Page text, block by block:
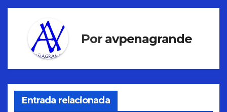
Por avpenagrande
Entrada relacionada